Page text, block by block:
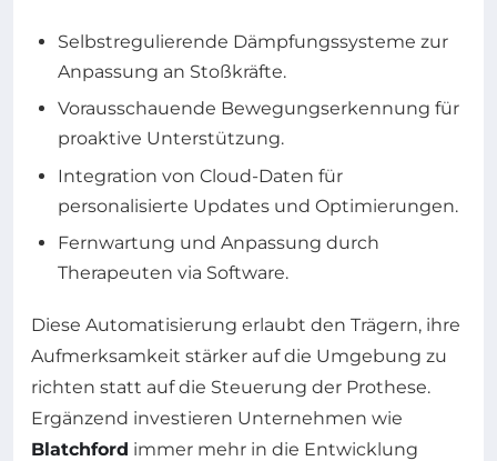
Selbstregulierende Dämpfungssysteme zur
Anpassung an Stoßkräfte.
Vorausschauende Bewegungserkennung für
proaktive Unterstützung.
Integration von Cloud-Daten für
personalisierte Updates und Optimierungen.
Fernwartung und Anpassung durch
Therapeuten via Software.
Diese Automatisierung erlaubt den Trägern, ihre
Aufmerksamkeit stärker auf die Umgebung zu
richten statt auf die Steuerung der Prothese.
Ergänzend investieren Unternehmen wie
Blatchford immer mehr in die Entwicklung